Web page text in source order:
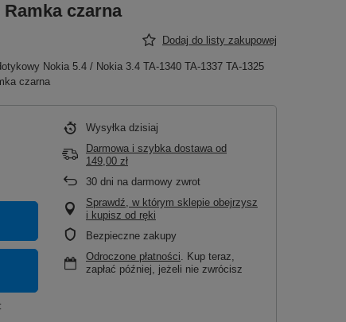
Ramka czarna
Dodaj do listy zakupowej
Nokia 5.4 / Nokia 3.4 TA-1340 TA-1337 TA-1325
czarna
Wysyłka dzisiaj
Darmowa i szybka dostawa od
149,00 zł
30 dni na darmowy zwrot
Sprawdź, w którym sklepie obejrzysz
i kupisz od ręki
Bezpieczne zakupy
Odroczone płatności. Kup teraz,
zapłać później, jeżeli nie zwrócisz